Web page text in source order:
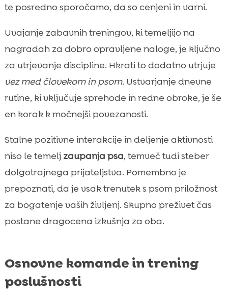
te posredno sporočamo, da so cenjeni in varni.
Uvajanje zabavnih treningov, ki temeljijo na
nagradah za dobro opravljene naloge, je ključno
za utrjevanje discipline. Hkrati to dodatno utrjuje
vez med človekom in psom. Ustvarjanje dnevne
rutine, ki vključuje sprehode in redne obroke, je še
en korak k močnejši povezanosti.
Stalne pozitivne interakcije in deljenje aktivnosti
niso le temelj zaupanja psa, temveč tudi steber
dolgotrajnega prijateljstva. Pomembno je
prepoznati, da je vsak trenutek s psom priložnost
za bogatenje vaših življenj. Skupno preživet čas
postane dragocena izkušnja za oba.
Osnovne komande in trening
poslušnosti